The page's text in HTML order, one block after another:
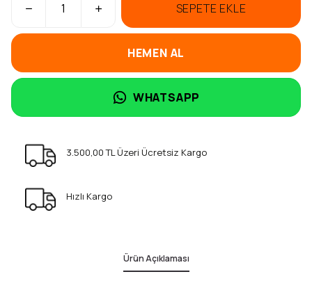
SEPETE EKLE
HEMEN AL
WHATSAPP
3.500,00 TL Üzeri Ücretsiz Kargo
Hızlı Kargo
Ürün Açıklaması